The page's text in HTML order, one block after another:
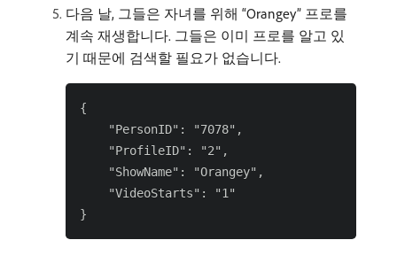
다음 날, 그들은 자녀를 위해 “Orangey” 프로를
계속 재생합니다. 그들은 이미 프로를 알고 있
기 때문에 검색할 필요가 없습니다.
{
    "PersonID": "7078",
    "ProfileID": "2",
    "ShowName": "Orangey",
    "VideoStarts": "1"